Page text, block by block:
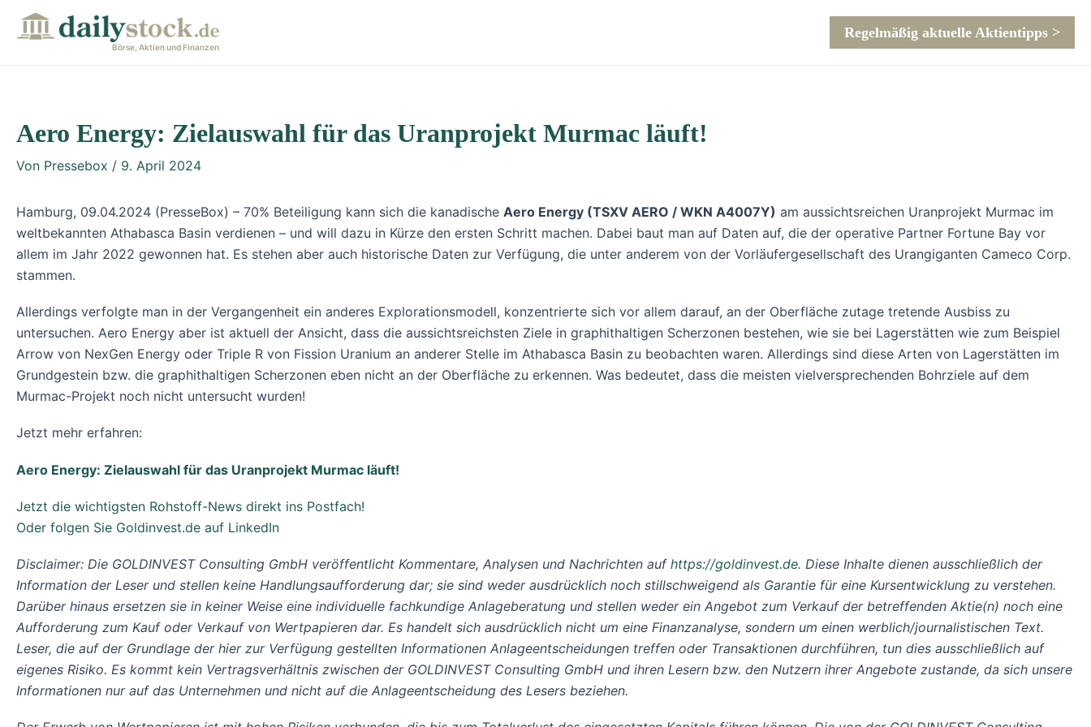
Inhalt
Börse, Aktien und Finanzen
Regelmäßig aktuelle Aktientipps >
Aero Energy: Zielauswahl für das Uranprojekt Murmac läuft!
Von Pressebox / 9. April 2024
Hamburg, 09.04.2024 (PresseBox) – 70% Beteiligung kann sich die kanadische Aero Energy (TSXV AERO / WKN A4007Y) am aussichtsreichen Uranprojekt Murmac im
weltbekannten Athabasca Basin verdienen – und will dazu in Kürze den ersten Schritt machen. Dabei baut man auf Daten auf, die der operative Partner Fortune Bay vor
allem im Jahr 2022 gewonnen hat. Es stehen aber auch historische Daten zur Verfügung, die unter anderem von der Vorläufergesellschaft des Urangiganten Cameco Corp.
stammen.
Allerdings verfolgte man in der Vergangenheit ein anderes Explorationsmodell, konzentrierte sich vor allem darauf, an der Oberfläche zutage tretende Ausbiss zu
untersuchen. Aero Energy aber ist aktuell der Ansicht, dass die aussichtsreichsten Ziele in graphithaltigen Scherzonen bestehen, wie sie bei Lagerstätten wie zum Beispiel
Arrow von NexGen Energy oder Triple R von Fission Uranium an anderer Stelle im Athabasca Basin zu beobachten waren. Allerdings sind diese Arten von Lagerstätten im
Grundgestein bzw. die graphithaltigen Scherzonen eben nicht an der Oberfläche zu erkennen. Was bedeutet, dass die meisten vielversprechenden Bohrziele auf dem
Murmac-Projekt noch nicht untersucht wurden!
Jetzt mehr erfahren:
Aero Energy: Zielauswahl für das Uranprojekt Murmac läuft!
Jetzt die wichtigsten Rohstoff-News direkt ins Postfach!
Oder folgen Sie Goldinvest.de auf LinkedIn
Disclaimer: Die GOLDINVEST Consulting GmbH veröffentlicht Kommentare, Analysen und Nachrichten auf https://goldinvest.de. Diese Inhalte dienen ausschließlich der
Information der Leser und stellen keine Handlungsaufforderung dar; sie sind weder ausdrücklich noch stillschweigend als Garantie für eine Kursentwicklung zu verstehen.
Darüber hinaus ersetzen sie in keiner Weise eine individuelle fachkundige Anlageberatung und stellen weder ein Angebot zum Verkauf der betreffenden Aktie(n) noch eine
Aufforderung zum Kauf oder Verkauf von Wertpapieren dar. Es handelt sich ausdrücklich nicht um eine Finanzanalyse, sondern um einen werblich/journalistischen Text.
Leser, die auf der Grundlage der hier zur Verfügung gestellten Informationen Anlageentscheidungen treffen oder Transaktionen durchführen, tun dies ausschließlich auf
eigenes Risiko. Es kommt kein Vertragsverhältnis zwischen der GOLDINVEST Consulting GmbH und ihren Lesern bzw. den Nutzern ihrer Angebote zustande, da sich unsere
Informationen nur auf das Unternehmen und nicht auf die Anlageentscheidung des Lesers beziehen.
navigation